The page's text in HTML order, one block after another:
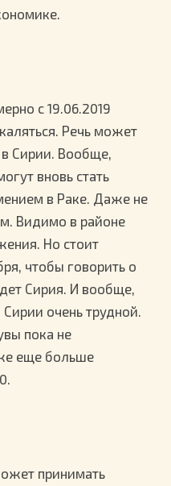
с 19.06.2019
Речь может
в Сирии. Вообще,
вновь стать
в Раке. Даже не
Видимо в районе
Но стоит
чтобы говорить о
Сирия. И вообще,
очень трудной.
пока не
еще больше
принимать